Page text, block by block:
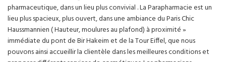
pharmaceutique, dans un lieu plus convivial . La Parapharmacie est un
lieu plus spacieux, plus ouvert, dans une ambiance du Paris Chic
Haussmannien ( Hauteur, moulures au plafond) à proximité »
immédiate du pont de Bir Hakeim et de la Tour Eiffel, que nous
pouvons ainsi accueillir la clientèle dans les meilleures conditions et